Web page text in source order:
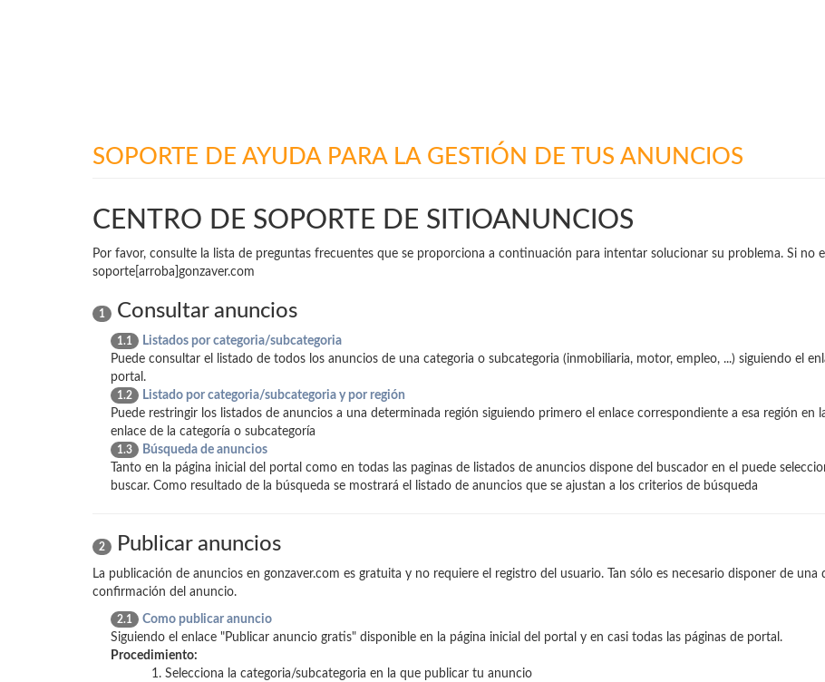
SOPORTE DE AYUDA PARA LA GESTIÓN DE TUS ANUNCIOS
CENTRO DE SOPORTE DE SITIOANUNCIOS
Por favor, consulte la lista de preguntas frecuentes que se proporciona a continuación para intentar solucionar su problema. Si no
soporte[arroba]gonzaver.com
1 Consultar anuncios
1.1
Listados por categoria/subcategoria
Puede consultar el listado de todos los anuncios de una categoria o subcategoria (inmobiliaria, motor, empleo, ...) siguiendo el
portal.
1.2
Listado por categoria/subcategoria y por región
Puede restringir los listados de anuncios a una determinada región siguiendo primero el enlace correspondiente a esa región en
enlace de la categoría o subcategoría
1.3
Búsqueda de anuncios
Tanto en la página inicial del portal como en todas las paginas de listados de anuncios dispone del buscador en el puede
buscar. Como resultado de la búsqueda se mostrará el listado de anuncios que se ajustan a los criterios de búsqueda
2 Publicar anuncios
La publicación de anuncios en gonzaver.com es gratuita y no requiere el registro del usuario. Tan sólo es necesario disponer de
confirmación del anuncio.
2.1
Como publicar anuncio
Siguiendo el enlace "Publicar anuncio gratis" disponible en la página inicial del portal y en casi todas las páginas de portal.
Procedimiento:
Selecciona la categoria/subcategoria en la que publicar tu anuncio